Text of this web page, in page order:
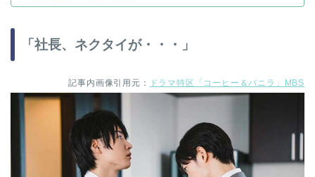
「社長、ネクタイが・・・」
記事内画像引用元： ドラマ特区「コーヒー＆バニラ」MBS